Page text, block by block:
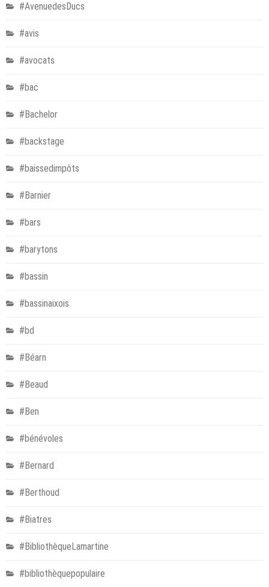
#AvenuedesDucs
#avis
#avocats
#bac
#Bachelor
#backstage
#baissedimpôts
#Barnier
#bars
#barytons
#bassin
#bassinaixois
#bd
#Béarn
#Beaud
#Ben
#bénévoles
#Bernard
#Berthoud
#Biatres
#BibliothèqueLamartine
#bibliothèquepopulaire